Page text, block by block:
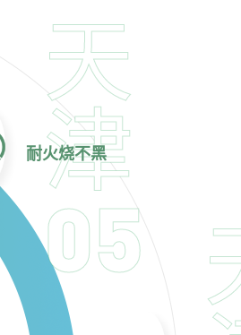
耐火烧不黑
天
津
05